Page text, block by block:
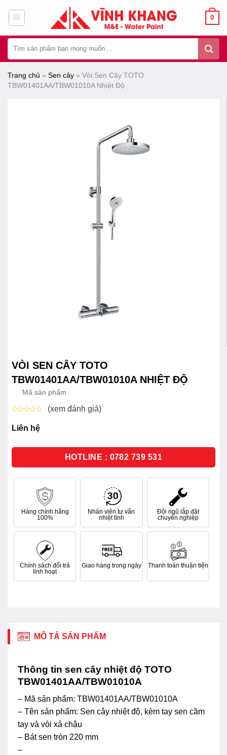
dung
0
kiếm:
Trang chủ » Sen cây » Vòi Sen Cây TOTO
TBW01401AA/TBW01010A Nhiệt Độ
VÒI SEN CÂY TOTO
TBW01401AA/TBW01010A NHIỆT ĐỘ
Mã sản phẩm
xếp
hạng
sao
(xem đánh giá)
Liên hệ
HOTLINE : 0782 739 531
Hàng chính hãng
100%
Nhân viên tư vấn
nhiệt tình
Đội ngũ lắp đặt
chuyên nghiệp
Chính sách đổi trả
linh hoạt
Giao hàng trong ngày Thanh toán thuận tiện
MÔ TẢ SẢN PHẨM
Thông tin sen cây nhiệt độ TOTO
TBW01401AA/TBW01010A
– Mã sản phẩm: TBW01401AA/TBW01010A
– Tên sản phẩm: Sen cây nhiệt độ, kèm tay sen cầm
tay và vòi xả chậu
– Bát sen tròn 220 mm
–